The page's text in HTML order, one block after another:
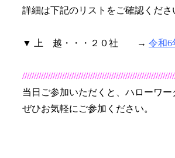
詳細は下記のリストをご確認くださ
▼ 上 越・・・２０社 → 令和6
当日ご参加いただくと、ハローワ
ぜひお気軽にご参加ください。